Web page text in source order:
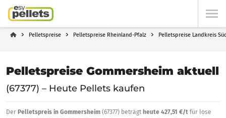
Pelletspreise Pelletspreise Rheinland-Pfalz Pelletspreise Landkreis
Pelletspreise Gommersheim aktuell
(67377) – Heute Pellets kaufen
Der Pelletspreis in Gommersheim (67377) beträgt heute 427,51 €/t für lose